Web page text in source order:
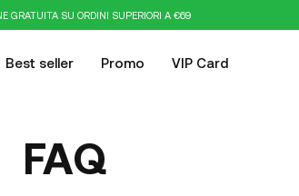
GRATUITA SU ORDINI SUPERIORI A €69
Best seller Promo VIP Card
FAQ